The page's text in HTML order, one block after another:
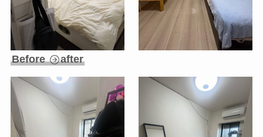
Before after